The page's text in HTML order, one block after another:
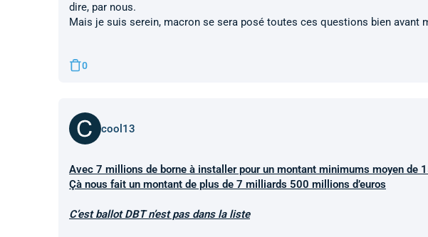
dire, par nous.
Mais je suis serein, macron se sera posé toutes ces questions bien avant
0
cool13
Avec 7 millions de borne à installer pour un montant minimums moyen de
Çà nous fait un montant de plus de 7 milliards 500 millions d’euros
C’est ballot DBT n’est pas dans la liste